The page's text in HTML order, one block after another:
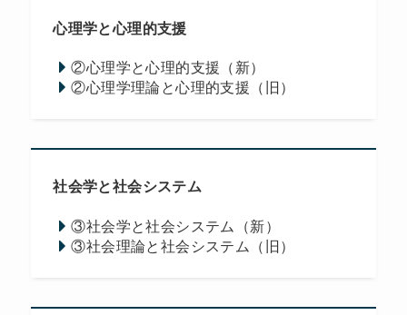
心理学と心理的支援
②心理学と心理的支援（新）
②心理学理論と心理的支援（旧）
社会学と社会システム
③社会学と社会システム（新）
③社会理論と社会システム（旧）